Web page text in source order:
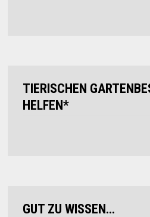
TIERISCHEN
HELFEN*
GUT ZU WISSEN…